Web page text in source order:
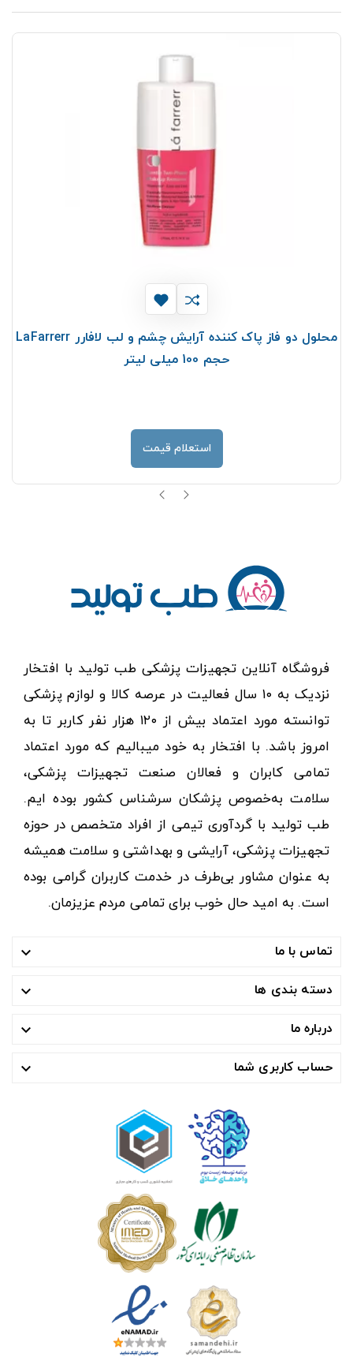
محلول دو فاز پاک کننده آرایش چشم و لب لافارر LaFarrerr
حجم 100 میلی لیتر
استعلام قیمت
فروشگاه آنلاین تجهیزات پزشکی طب تولید با افتخار
نزدیک به ۱۰ سال فعالیت در عرصه کالا و لوازم پزشکی
توانسته مورد اعتماد بیش از ۱۲۰ هزار نفر کاربر تا به
امروز باشد. با افتخار به خود میبالیم که مورد اعتماد
تمامی کابران و فعالان صنعت تجهیزات پزشکی،
سلامت به‌خصوص پزشکان سرشناس کشور بوده ایم.
طب تولید با گردآوری تیمی از افراد متخصص در حوزه
تجهیزات پزشکی، آرایشی و بهداشتی و سلامت همیشه
به عنوان مشاور بی‌طرف در خدمت کاربران گرامی بوده
است. به امید حال خوب برای تمامی مردم عزیزمان.
تماس با ما 
دسته بندی ها 
درباره ما 
حساب کاربری شما 